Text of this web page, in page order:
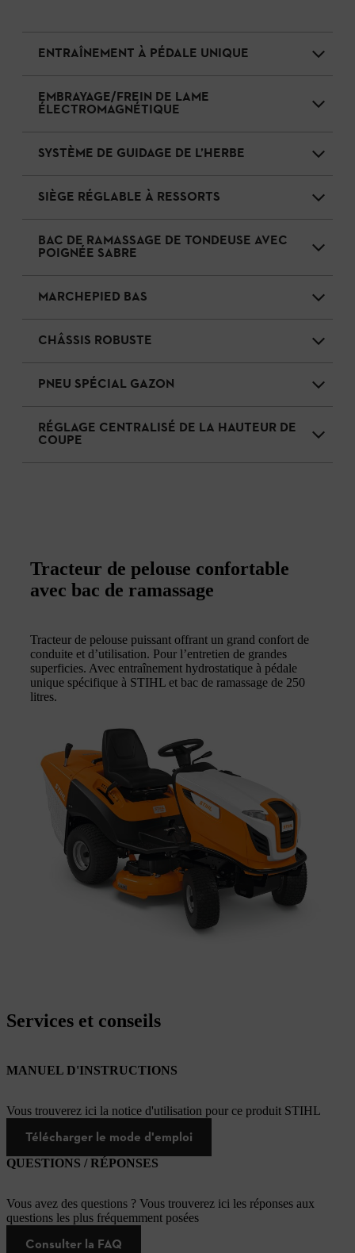
ENTRAÎNEMENT À PÉDALE UNIQUE
EMBRAYAGE/FREIN DE LAME
ÉLECTROMAGNÉTIQUE
SYSTÈME DE GUIDAGE DE L’HERBE
SIÈGE RÉGLABLE À RESSORTS
BAC DE RAMASSAGE DE TONDEUSE AVEC
POIGNÉE SABRE
MARCHEPIED BAS
CHÂSSIS ROBUSTE
PNEU SPÉCIAL GAZON
RÉGLAGE CENTRALISÉ DE LA HAUTEUR DE
COUPE
Tracteur de pelouse confortable
avec bac de ramassage
Tracteur de pelouse puissant offrant un grand confort de
conduite et d’utilisation. Pour l’entretien de grandes
superficies. Avec entraînement hydrostatique à pédale
unique spécifique à STIHL et bac de ramassage de 250
litres.
Services et conseils
MANUEL D'INSTRUCTIONS
Vous trouverez ici la notice d'utilisation pour ce produit STIHL
Télécharger le mode d'emploi
QUESTIONS / RÉPONSES
Vous avez des questions ? Vous trouverez ici les réponses aux
questions les plus fréquemment posées
Consulter la FAQ